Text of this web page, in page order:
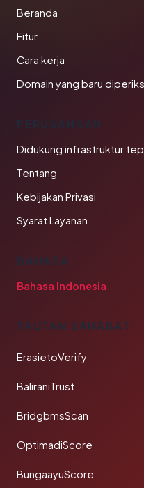
Beranda
Fitur
Cara kerja
Domain yang baru
PERUSAHAAN
Didukung infrastruktur
Tentang
Kebijakan Privasi
Syarat Layanan
BAHASA
Bahasa Indonesia
TAUTAN SAHABAT
ErasietoVerify
BaliraniTrust
BridgbmsScan
OptimadiScore
BungaayuScore